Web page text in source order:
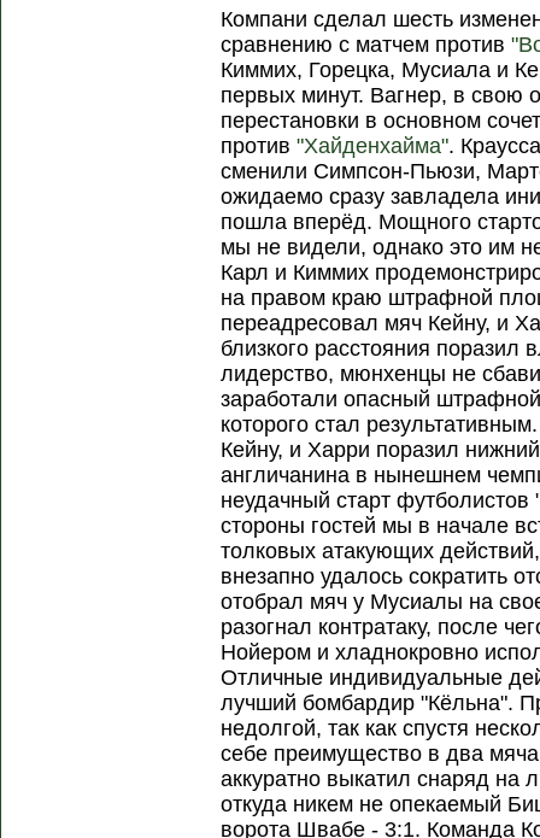
Компани сделал шесть
сравнению с матчем против
Киммих, Горецка, Мусиала и
первых минут. Вагнер, в свою
перестановки в основном
против"Хайденхайма".
сменили Симпсон-Пьюзи,
ожидаемо сразу завладела
пошла вперёд. Мощного
мы не видели, однако это им
Карл и Киммих
на правом краю штрафной
переадресовал мяч Кейну, и
близкого расстояния
лидерство, мюнхенцы не
заработали опасный
которого стал
Кейну, и Харри поразил
англичанина в нынешнем
неудачный старт
стороны гостей мы в начале
толковых атакующих
внезапно удалось сократить
отобрал мяч у Мусиалы на
разогнал контратаку, после
Нойером и хладнокровно
Отличные индивидуальные
лучший бомбардир "Кёльна".
недолгой, так как спустя
себе преимущество в два
аккуратно выкатил снаряд
откуда никем не опекаемый
ворота Швабе - 3:1. Команда